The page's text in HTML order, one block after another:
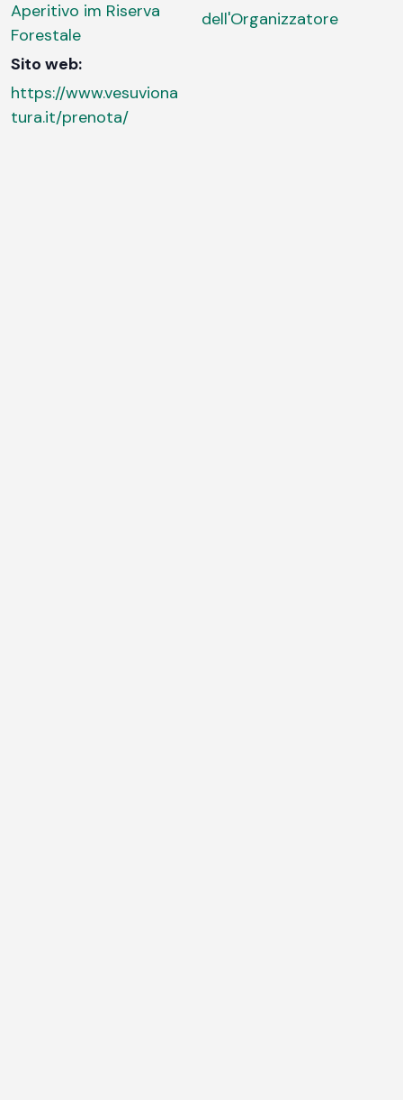
Aperitivo im Riserva
Forestale
Sito web:
https://www.vesuviona
tura.it/prenota/
dell'Organizzatore